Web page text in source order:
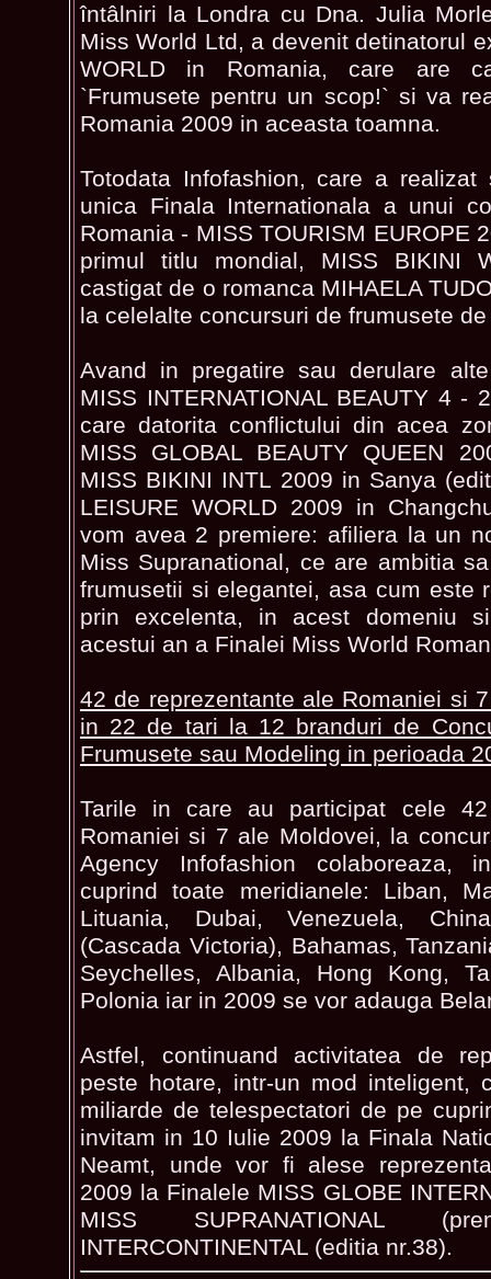
întâlniri la Londra cu Dna. Julia
Miss World Ltd, a devenit detinatorul
WORLD in Romania, care are
`Frumusete pentru un scop!` si va
Romania 2009 in aceasta toamna.
Totodata Infofashion, care a realizat
unica Finala Internationala a unui
Romania - MISS TOURISM EUROPE
primul titlu mondial, MISS BIKINI
castigat de o romanca MIHAELA
la celelalte concursuri de frumusete
Avand in pregatire sau derulare
MISS INTERNATIONAL BEAUTY 4 -
care datorita conflictului din acea
MISS GLOBAL BEAUTY QUEEN
MISS BIKINI INTL 2009 in Sanya
LEISURE WORLD 2009 in
vom avea 2 premiere: afiliera la un
Miss Supranational, ce are ambitia
frumusetii si elegantei, asa cum este
prin excelenta, in acest domeniu
acestui an a Finalei Miss World
42 de reprezentante ale Romaniei si
in 22 de tari la 12 branduri de
Frumusete sau Modeling in perioada
Tarile in care au participat cele
Romaniei si 7 ale Moldovei, la
Agency Infofashion colaboreaza,
cuprind toate meridianele: Liban,
Lituania, Dubai, Venezuela,
(Cascada Victoria), Bahamas,
Seychelles, Albania, Hong Kong,
Polonia iar in 2009 se vor adauga
Astfel, continuand activitatea de
peste hotare, intr-un mod inteligent,
miliarde de telespectatori de pe
invitam in 10 Iulie 2009 la Finala
Neamt, unde vor fi alese
2009 la Finalele MISS GLOBE
MISS SUPRANATIONAL
INTERCONTINENTAL (editia nr.38).